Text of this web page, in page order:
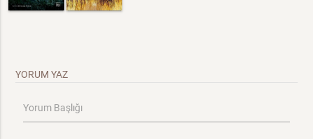
YORUM YAZ
Yorum Başlığı